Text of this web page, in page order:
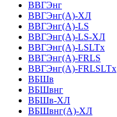
ВВГЭнг
ВВГЭнг(A)-ХЛ
ВВГЭнг(А)-LS
ВВГЭнг(А)-LS-ХЛ
ВВГЭнг(А)-LSLTx
ВВГЭнг(А)-FRLS
ВВГЭнг(А)-FRLSLTx
ВБШв
ВБШвнг
ВБШв-ХЛ
ВБШвнг(A)-ХЛ